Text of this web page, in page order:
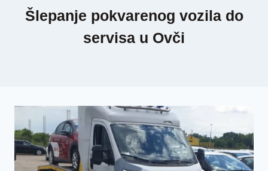
Šlepanje pokvarenog vozila do
servisa u Ovči